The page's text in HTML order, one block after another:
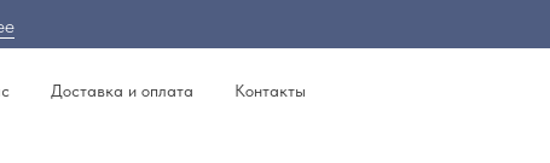
Доставка и оплата Контакты